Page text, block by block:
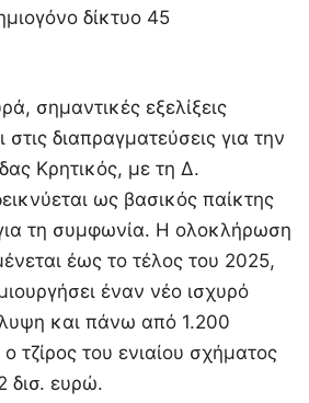
δίκτυο 45
σημαντικές εξελίξεις
διαπραγματεύσεις για την
Κρητικός, με τη Δ.
ως βασικός παίκτης
τη συμφωνία. Η ολοκλήρωση
έως το τέλος του 2025,
έναν νέο ισχυρό
και πάνω από 1.200
τζίρος του ενιαίου σχήματος
δισ. ευρώ.